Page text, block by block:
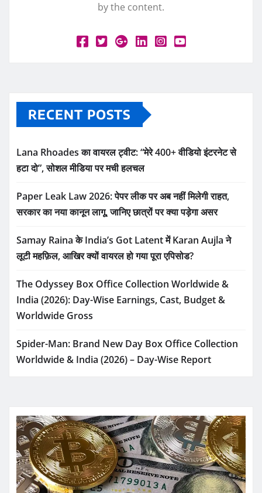
by the content.
RECENT POSTS
Lana Rhoades का वायरल ट्वीट: “मेरे 400+ वीडियो इंटरनेट से
हटा दो”, सोशल मीडिया पर मची हलचल
Paper Leak Law 2026: पेपर लीक पर अब नहीं मिलेगी राहत,
सरकार का नया कानून लागू, जानिए छात्रों पर क्या पड़ेगा असर
Samay Raina के India’s Got Latent में Karan Aujla ने
लूटी महफ़िल, आखिर क्यों वायरल हो गया पूरा एपिसोड?
The Odyssey Box Office Collection Worldwide &
India (2026): Day-Wise Earnings, Cast, Budget &
Worldwide Gross
Spider-Man: Brand New Day Box Office Collection
Worldwide & India (2026) – Day-Wise Report